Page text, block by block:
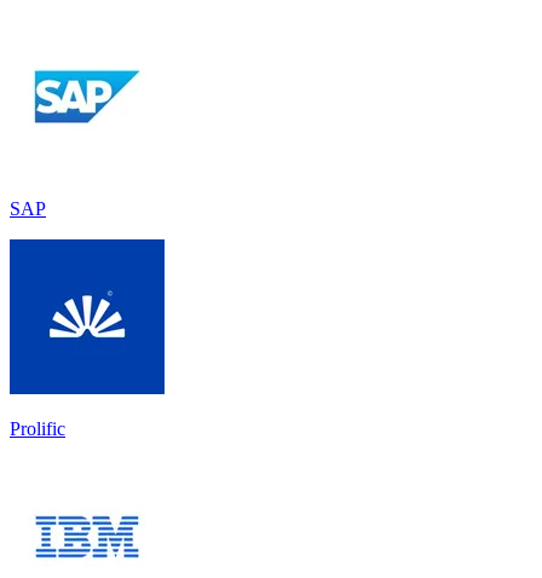
SAP
Prolific